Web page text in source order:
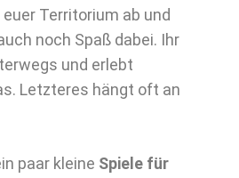
Territorium ab und
noch Spaß dabei. Ihr
und erlebt
Letzteres hängt oft an
paar kleine Spiele für